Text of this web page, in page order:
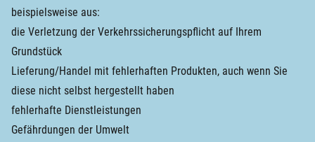
beispielsweise aus:
die Verletzung der Verkehrssicherungspflicht auf Ihrem
Grundstück
Lieferung/Handel mit fehlerhaften Produkten, auch wenn Sie
diese nicht selbst hergestellt haben
fehlerhafte Dienstleistungen
Gefährdungen der Umwelt